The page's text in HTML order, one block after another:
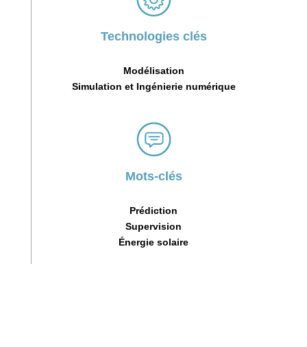
Technologies clés
Modélisation
Simulation et Ingénierie numérique
Mots-clés
Prédiction
Supervision
Énergie solaire